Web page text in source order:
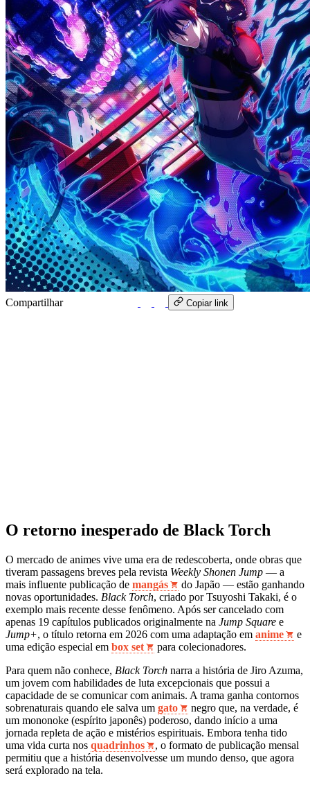
Compartilhar Copiar link
O retorno inesperado de Black Torch
O mercado de animes vive uma era de redescoberta, onde obras que
tiveram passagens breves pela revista Weekly Shonen Jump — a
mais influente publicação de mangás
do Japão — estão ganhando
novas oportunidades. Black Torch, criado por Tsuyoshi Takaki, é o
exemplo mais recente desse fenômeno. Após ser cancelado com
apenas 19 capítulos publicados originalmente na Jump Square e
Jump+, o título retorna em 2026 com uma adaptação em anime
e
uma edição especial em box set
para colecionadores.
Para quem não conhece, Black Torch narra a história de Jiro Azuma,
um jovem com habilidades de luta excepcionais que possui a
capacidade de se comunicar com animais. A trama ganha contornos
sobrenaturais quando ele salva um gato
negro que, na verdade, é
um mononoke (espírito japonês) poderoso, dando início a uma
jornada repleta de ação e mistérios espirituais. Embora tenha tido
uma vida curta nos quadrinhos
, o formato de publicação mensal
permitiu que a história desenvolvesse um mundo denso, que agora
será explorado na tela.